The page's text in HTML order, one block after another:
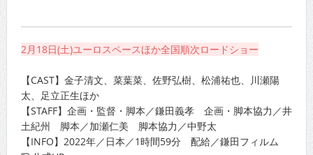
2月18日(土)ユーロスペースほか全国順次ロードショー
【CAST】金子清文、菜葉菜、佐野弘樹、松浦祐也、川瀬陽
太、足立正生ほか
【STAFF】企画・監督・脚本／鎌田義孝 企画・脚本協力／井
土紀州 脚本／加瀬仁美 脚本協力／中野太
【INFO】2022年／日本／1時間59分 配給／鎌田フィルム